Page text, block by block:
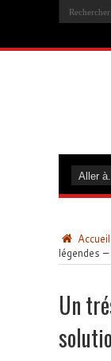
Accueil
légendes
Un